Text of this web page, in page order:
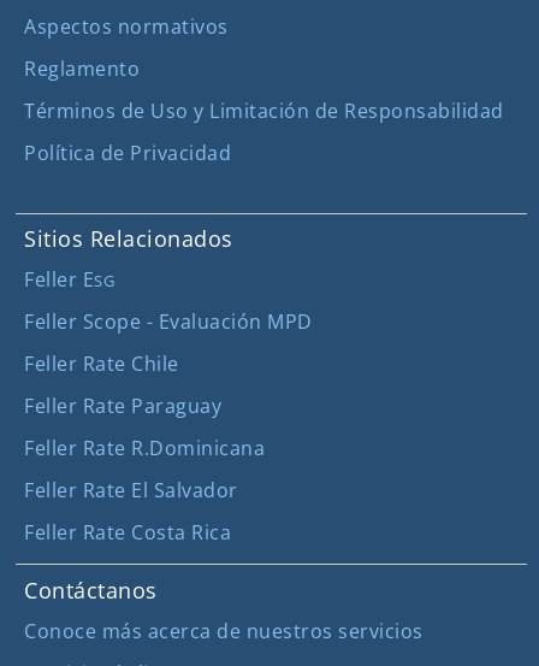
Aspectos normativos
Reglamento
Términos de Uso y Limitación de Responsabilidad
Política de Privacidad
Sitios Relacionados
Feller ESG
Feller Scope - Evaluación MPD
Feller Rate Chile
Feller Rate Paraguay
Feller Rate R.Dominicana
Feller Rate El Salvador
Feller Rate Costa Rica
Contáctanos
Conoce más acerca de nuestros servicios